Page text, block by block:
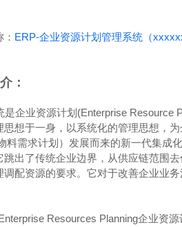
ERP-企业资源计划管理系统（
：
是企业资源计划(Enterprise Resource
思想于一身，以系统化的管理思想，
料需求计划）发展而来的新一代集成
跳出了传统企业边界，从供应链范围
调配资源的要求。它对于改善企业业
Resources Planning企业资